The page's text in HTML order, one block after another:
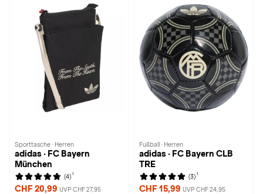
Sporttasche · Herren
adidas · FC Bayern
München
(4) 1
CHF 20,99 UVP CHF 27,95
Fußball · Herren
adidas · FC Bayern CLB
TRE
(3) 1
CHF 15,99 UVP CHF 24,95